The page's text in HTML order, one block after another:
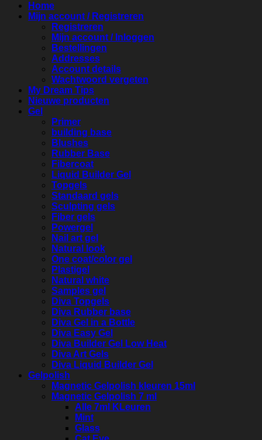
Home
Mijn account / Registreren
Registreren
Mijn account / Inloggen
Bestellingen
Addresses
Account details
Wachtwoord vergeten
My Dream Tips
Nieuwe producten
Gel
Primer
building base
Blushes
Rubber Base
Fibercoat
Liquid Builder Gel
Topgels
Standaard gels
Sculpting gels
Fiber gels
Powergel
Nail art gel
Natural look
One coat/color gel
Plastigel
Natural white
Samples gel
Diva Topgels
Diva Rubber base
Diva Gel in a Bottle
Diva Easy Gel
Diva Builder Gel Low Heat
Diva Art Gels
Diva Liquid Builder Gel
Gelpolish
Magnetic Gelpolish kleuren 15ml
Magnetic Gelpolish 7 ml
Alle 7ml KLeuren
Mint
Glass